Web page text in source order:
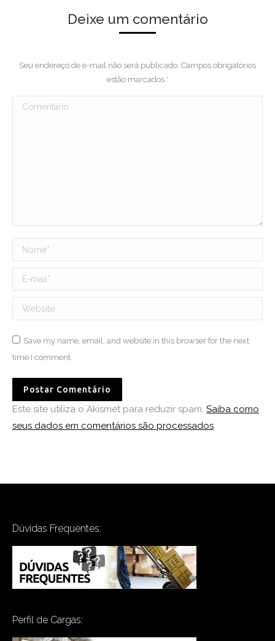
Deixe um comentário
Seu endereço de e-mail não será publicado. Campos obrigatórios
estão marcados *
Comentário
Nome *
E-mail *
Website
Save my name, email, and website in this browser for the next
time I comment.
Postar Comentário
Este site utiliza o Akismet para reduzir spam. Saiba como
seus dados em comentários são processados.
Dúvidas Frequentes:
Perfil de Cargas: